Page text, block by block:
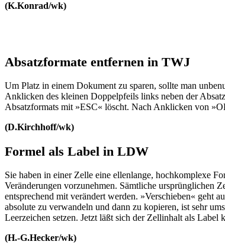
(K.Konrad/wk)
Absatzformate entfernen in TWJ
Um Platz in einem Dokument zu sparen, sollte man
Anklicken des kleinen Doppelpfeils links neben der
Absatzformats mit »ESC« löscht. Nach Anklicken von
(D.Kirchhoff/wk)
Formel als Label in LDW
Sie haben in einer Zelle eine ellenlange, hochkomplexe
Veränderungen vorzunehmen. Sämtliche ursprünglichen
entsprechend mit verändert werden. »Verschieben« geht
absolute zu verwandeln und dann zu kopieren, ist sehr
Leerzeichen setzen. Jetzt läßt sich der Zellinhalt als
(H.-G.Hecker/wk)